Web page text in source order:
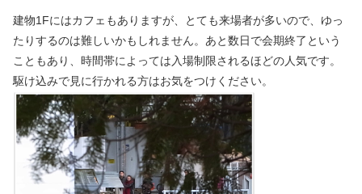
建物1Fにはカフェもありますが、とても来場者が多いので、ゆっ
たりするのは難しいかもしれません。あと数日で会期終了という
こともあり、時間帯によっては入場制限されるほどの人気です。
駆け込みで見に行かれる方はお気をつけください。